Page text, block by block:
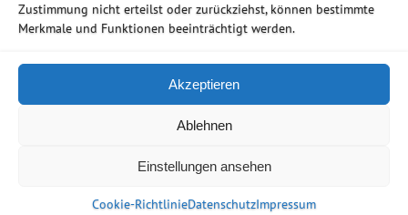
Zustimmung nicht erteilst oder zurückziehst, können bestimmte
Merkmale und Funktionen beeinträchtigt werden.
Akzeptieren
Ablehnen
Einstellungen ansehen
Cookie-RichtlinieDatenschutzImpressum
Netzwerkstudio
Datenschutz
Firmenprofil
Impressum